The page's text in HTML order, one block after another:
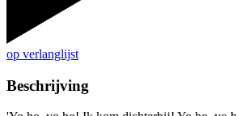
op verlanglijst
Beschrijving